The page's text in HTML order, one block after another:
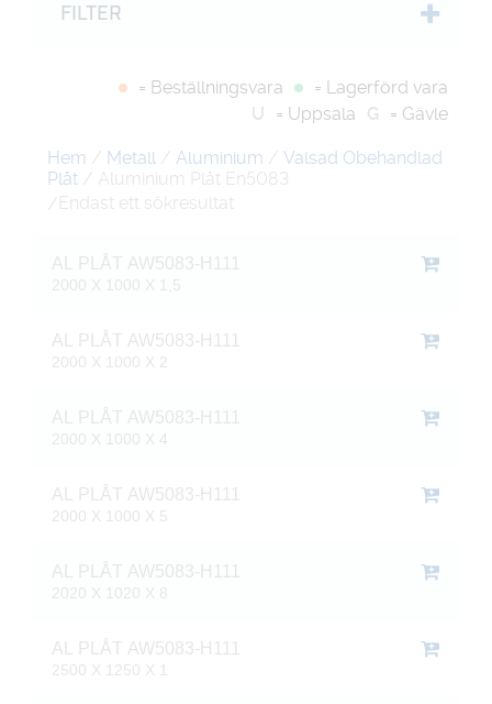
FILTER
= Beställningsvara
= Lagerförd vara
U
= Uppsala G = Gävle
Hem / Metall / Aluminium / Valsad Obehandlad
Plåt / Aluminium Plåt En5083
/ Endast ett sökresultat
AL PLÅT AW5083-H111
2000 X 1000 X 1,5
AL PLÅT AW5083-H111
2000 X 1000 X 2
AL PLÅT AW5083-H111
2000 X 1000 X 4
AL PLÅT AW5083-H111
2000 X 1000 X 5
AL PLÅT AW5083-H111
2020 X 1020 X 8
AL PLÅT AW5083-H111
2500 X 1250 X 1